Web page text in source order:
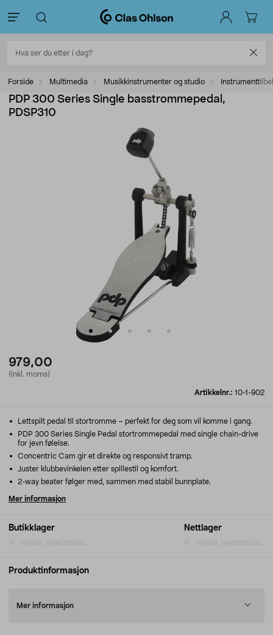
Forside Multimedia Musikkinstrumenter og studio
PDP 300 Series Single basstrommepedal,
PDSP310
979,00
(inkl. moms)
Artikkelnr.: 10-1-902
Butikklager
Henter lagerstatus...
Nettlager
Henter lagerstatus...
Lettspilt pedal til stortromme – perfekt for deg som vil komme i gang.
PDP 300 Series Single Pedal stortrommepedal med single chain-drive
for jevn følelse.
Concentric Cam gir et direkte og responsivt tramp.
Juster klubbevinkelen etter spillestil og komfort.
2-way beater følger med, sammen med stabil bunnplate.
Mer informasjon
Produktinformasjon
Mer informasjon